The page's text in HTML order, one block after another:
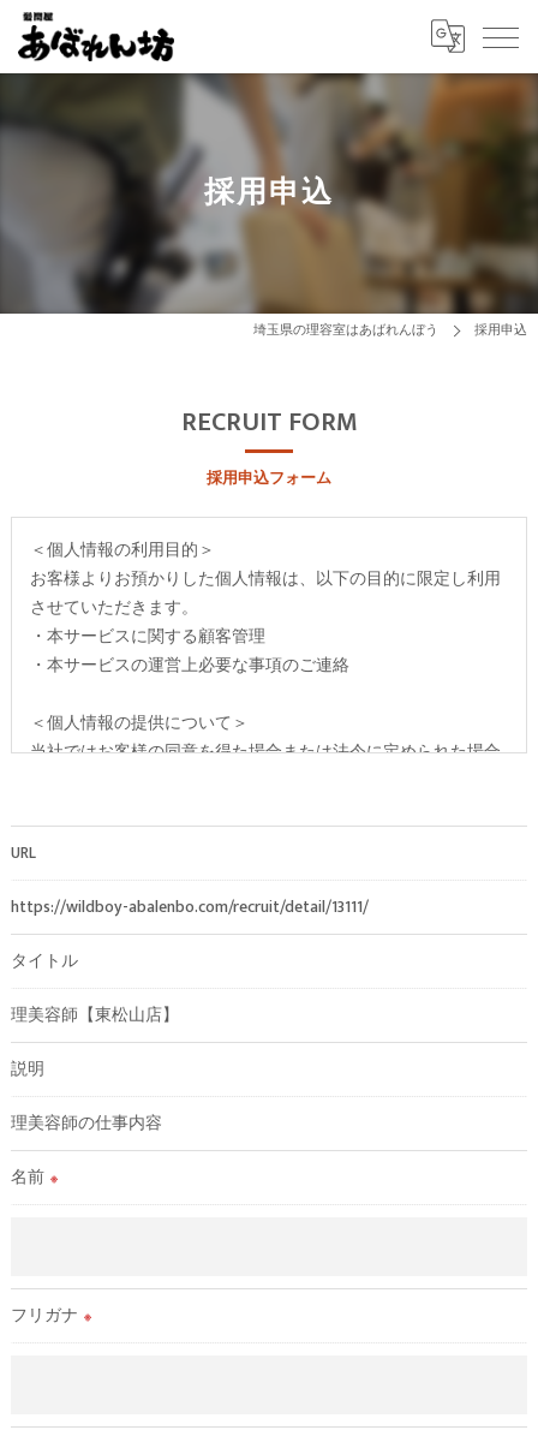
採用申込
埼玉県の理容室はあばれんぼう 採用申込
採用申込フォーム
RECRUIT FORM
＜個人情報の利用目的＞
お客様よりお預かりした個人情報は、以下の目的に限定し利用
させていただきます。
・本サービスに関する顧客管理
・本サービスの運営上必要な事項のご連絡
＜個人情報の提供について＞
当社ではお客様の同意を得た場合または法令に定められた場合
当社では、利用目的の達成に必要な範囲において、個人情報を
外部に委託する場合があります。
これらの委託先に対しては個人情報保護契約等の措置をとり、
適切な監督を行います。
＜個人情報の安全管理＞
当社では、個人情報の漏洩等がなされないよう、適切に安全管
理対策を実施します。
＜個人情報を与えなかった場合に生じる結果＞
必要な情報を頂けない場合は、それに対応した当社のサービス
をご提供できない場合がございますので予めご了承ください。
続を定めさせて頂いております。
URL
https://wildboy-abalenbo.com/recruit/detail/13111/
タイトル
理美容師【東松山店】
説明
理美容師の仕事内容
名前 ※
フリガナ ※